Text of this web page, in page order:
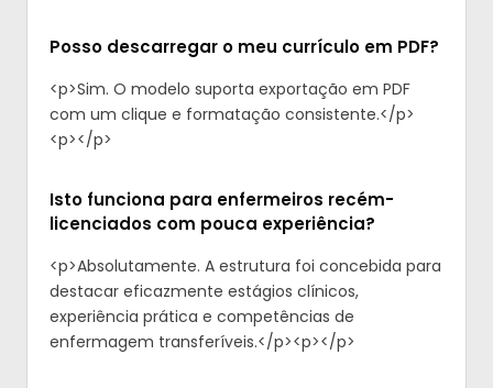
Posso descarregar o meu currículo em PDF?
<p>Sim. O modelo suporta exportação em PDF
com um clique e formatação consistente.</p>
<p>‍</p>
Isto funciona para enfermeiros recém-
licenciados com pouca experiência?
<p>Absolutamente. A estrutura foi concebida para
destacar eficazmente estágios clínicos,
experiência prática e competências de
enfermagem transferíveis.</p><p>‍</p>